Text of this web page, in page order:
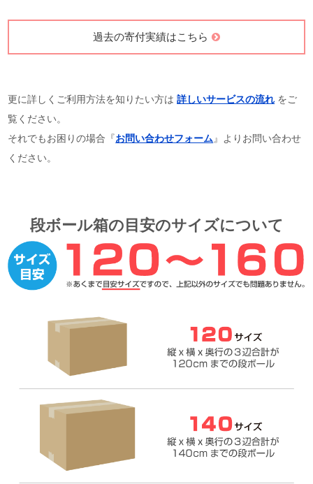
過去の寄付実績はこちら
更に詳しくご利用方法を知りたい方は詳しいサービスの流れ をご
覧ください。
それでもお困りの場合『お問い合わせフォーム』よりお問い合わせ
ください。
段ボール箱の目安のサイズについて